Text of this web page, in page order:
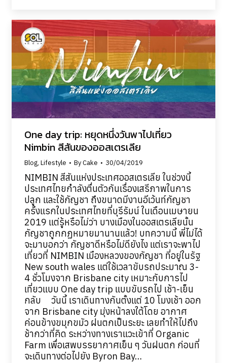
One day trip: หยุดหนึ่งวันพาไปเที่ยว
Nimbin สีสันของออสเตรเลีย
Blog, Lifestyle ByCake 30/04/2019
NIMBIN สีสันแห่งประเทศออสเตรเลีย ในช่วงนี้
ประเทศไทยกำลังตื่นตัวกันเรื่องเสรีภาพในการ
ปลูก และใช้กัญชา ถึงขนาดมีงานอีเว้นท์กัญชา
ครั้งแรกในประเทศไทยที่บุรีรัมน์ ในเดือนเมษายน
2019 แต่รู้หรือไม่ว่า บางเมืองในออสเตรเลียนั้น
กัญชาถูกกฏหมายมานานแล้ว! บทความนี้ พี่ไม่ได้
จะมาบอกว่า กัญชาดีหรือไม่ดียังไง แต่เราจะพาไป
เที่ยวที่ NIMBIN เมืองหลวงของกัญชา ที่อยู่ในรัฐ
New south wales แต่ใช้เวลาขับรถประมาณ 3-
4 ชั่วโมงจาก Brisbane city เหมาะกับการไป
เที่ยวแบบ One day trip แบบขับรถไป เช้า-เย็น
กลับ วันนี้ เราเดินทางกันตั้งแต่ 10 โมงเช้า ออก
จาก Brisbane city มุ่งหน้าลงใต้โดย อากาศ
ค่อนข้างขมุกขมัว ฝนตกเป็นระยะ เลยทำให้ไปถึง
ช้ากว่าที่คิด ระหว่างทางเราแวะเข้าที่ Organic
Farm เพื่อเสพบรรยากาศเย็น ๆ วันฝนตก ก่อนที่
จะเดินทางต่อไปยัง Byron Bay…